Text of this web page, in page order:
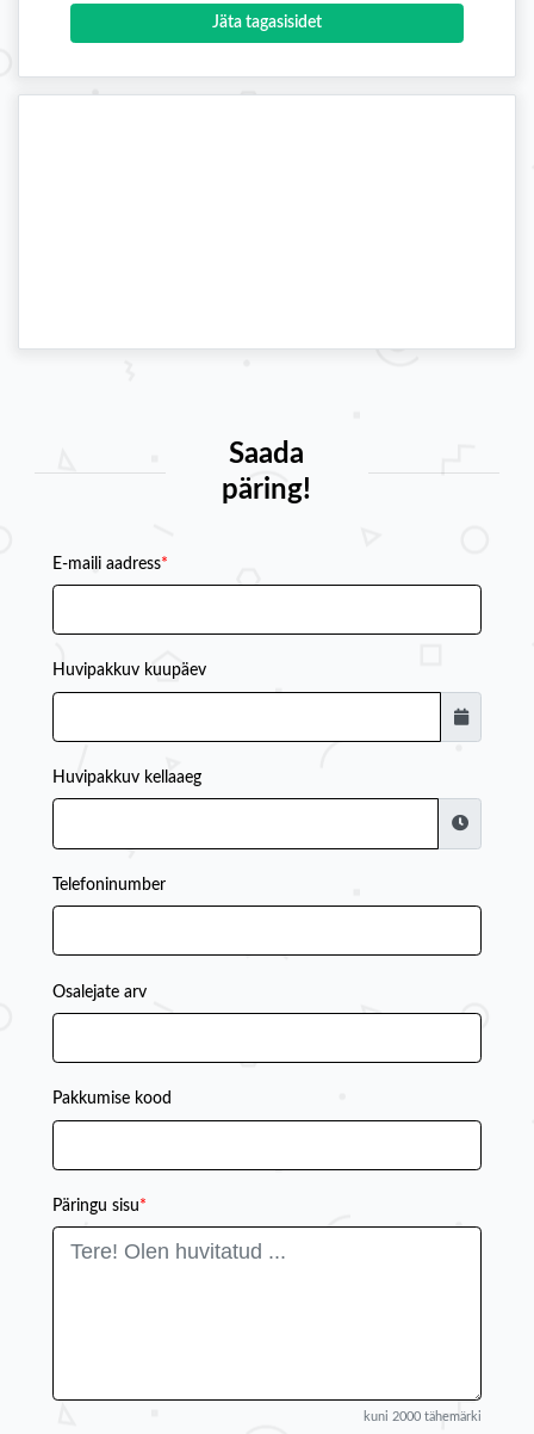
Jäta tagasisidet
Saada
päring!
E-maili aadress*
Huvipakkuv kuupäev
Huvipakkuv kellaaeg
Telefoninumber
Osalejate arv
Pakkumise kood
Päringu sisu*
kuni 2000 tähemärki